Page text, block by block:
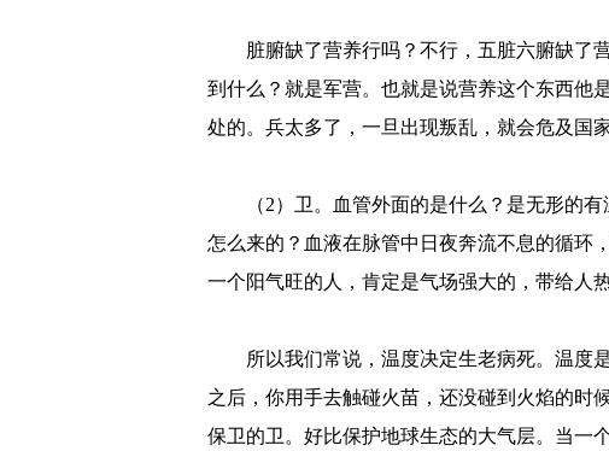
脏腑缺了营养行吗？不行，五脏六腑缺了
到什么？就是军营。也就是说营养这个东西他
处的。兵太多了，一旦出现叛乱，就会危及国
（2）卫。血管外面的是什么？是无形的
怎么来的？血液在脉管中日夜奔流不息的循环
一个阳气旺的人，肯定是气场强大的，带给人
所以我们常说，温度决定生老病死。温度
之后，你用手去触碰火苗，还没碰到火焰的时
保卫的卫。好比保护地球生态的大气层。当一